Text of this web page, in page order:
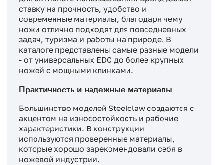
ставку на прочность, удобство и
современные материалы, благодаря чему
ножи отлично подходят для повседневных
задач, туризма и работы на природе. В
каталоге представлены самые разные модели
- от универсальных EDC до более крупных
ножей с мощными клинками.
Практичность и надежные материалы
Большинство моделей Steelclaw создаются с
акцентом на износостойкость и рабочие
характеристики. В конструкции
используются проверенные материалы,
которые хорошо зарекомендовали себя в
ножевой индустрии.